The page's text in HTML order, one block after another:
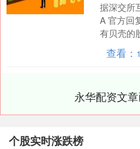
据深交所
A 官方回
有贝壳的
交所互
查看：
永华配资文
个股实时涨跌榜